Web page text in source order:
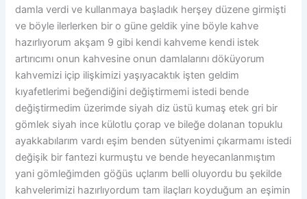
damla verdi ve kullanmaya başladık herşey düzene girmişti
ve böyle ilerlerken bir o güne geldik yine böyle kahve
hazırlıyorum akşam 9 gibi kendi kahveme kendi istek
artırıcımı onun kahvesine onun damlalarını döküyorum
kahvemizi içip ilişkimizi yaşıyacaktık işten geldim
kıyafetlerimi beğendiğini değiştirmemi istedi bende
değiştirmedim üzerimde siyah diz üstü kumaş etek gri bir
gömlek siyah ince külotlu çorap ve bileğe dolanan topuklu
ayakkabılarım vardı eşim benden sütyenimi çıkarmamı istedi
değişik bir fantezi kurmuştu ve bende heyecanlanmıştım
yani gömleğimden göğüs uçlarım belli oluyordu bu şekilde
kahvelerimizi hazırlıyordum tam ilaçları koyduğum an eşimin